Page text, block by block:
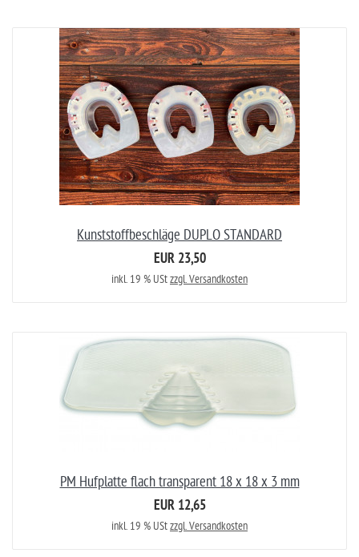
Kunststoffbeschläge DUPLO STANDARD
EUR 23,50
inkl. 19 % UStzzgl. Versandkosten
PM Hufplatte flach transparent 18 x 18 x 3 mm
EUR 12,65
inkl. 19 % UStzzgl. Versandkosten